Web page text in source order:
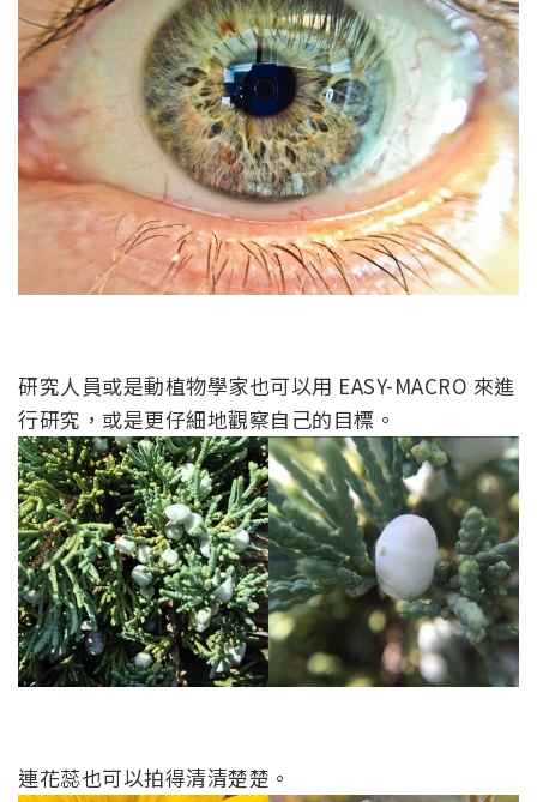
研究人員或是動植物學家也可以用 EASY-MACRO 來進
行研究，或是更仔細地觀察自己的目標。
連花蕊也可以拍得清清楚楚。